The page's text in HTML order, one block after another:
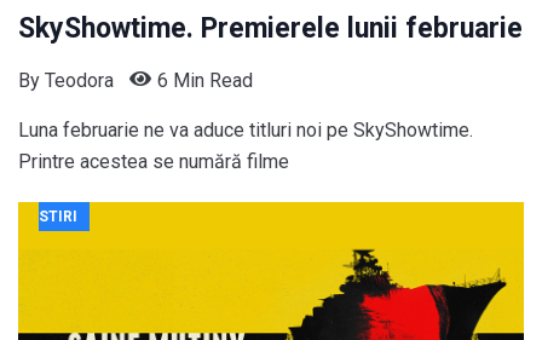
SkyShowtime. Premierele lunii februarie
By Teodora 6 Min Read
Luna februarie ne va aduce titluri noi pe SkyShowtime.
Printre acestea se numără filme
STIRI